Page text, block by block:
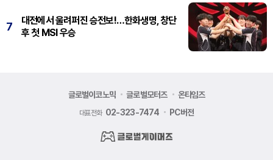
7
대전에서 울려퍼진 승전보!…한화생명, 창단
후 첫 MSI 우승
글로벌이코노믹 글로벌모터즈 온타임즈
대표전화 02-323-7474 PC버전